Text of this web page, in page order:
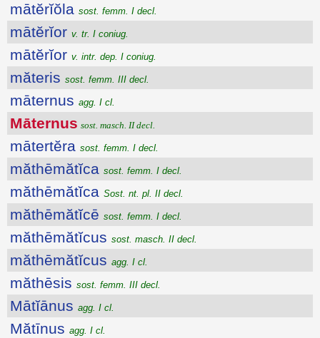
mātĕrĭŏla sost. femm. I decl.
mātĕrĭor v. tr. I coniug.
mātĕrĭor v. intr. dep. I coniug.
măteris sost. femm. III decl.
māternus agg. I cl.
Māternus sost. masch. II decl.
mātertĕra sost. femm. I decl.
măthēmătĭca sost. femm. I decl.
măthēmătĭca Sost. nt. pl. II decl.
măthēmătĭcē sost. femm. I decl.
măthēmătĭcus sost. masch. II decl.
măthēmătĭcus agg. I cl.
măthēsis sost. femm. III decl.
Mātĭānus agg. I cl.
Mătīnus agg. I cl.